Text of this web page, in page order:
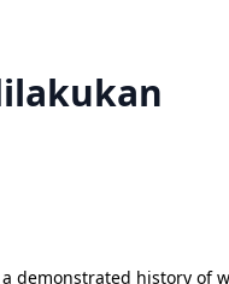
demonstrated history of